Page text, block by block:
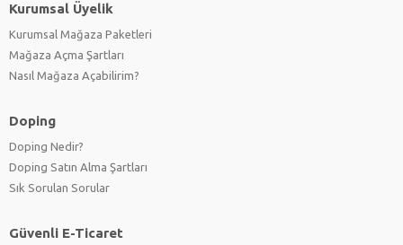
Kurumsal Üyelik
Kurumsal Mağaza Paketleri
Mağaza Açma Şartları
Nasıl Mağaza Açabilirim?
Doping
Doping Nedir?
Doping Satın Alma Şartları
Sık Sorulan Sorular
Güvenli E-Ticaret